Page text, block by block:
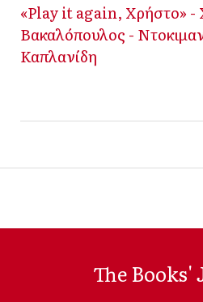
«Play it again, Χρήστο» -
Βακαλόπουλος -
Καπλανίδη
The Books'